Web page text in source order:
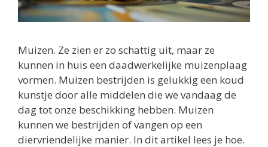
Muizen. Ze zien er zo schattig uit, maar ze
kunnen in huis een daadwerkelijke muizenplaag
vormen. Muizen bestrijden is gelukkig een koud
kunstje door alle middelen die we vandaag de
dag tot onze beschikking hebben. Muizen
kunnen we bestrijden of vangen op een
diervriendelijke manier. In dit artikel lees je hoe.